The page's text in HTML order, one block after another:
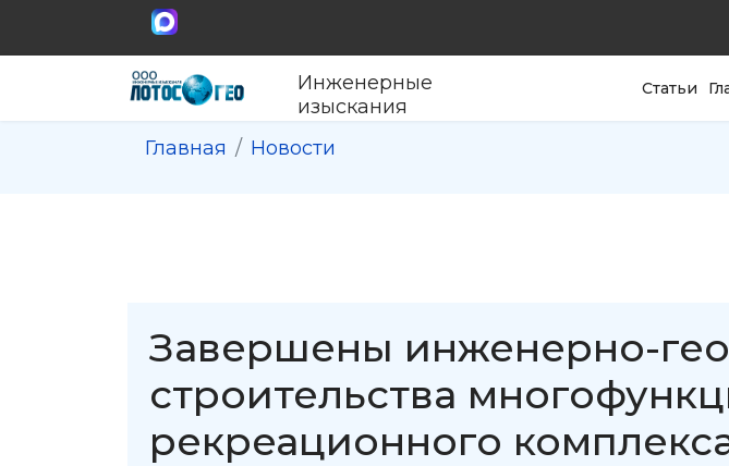
Инженерные
изыскания
Статьи
Главная Новости
Завершены инженерно-
строительства
рекреационного